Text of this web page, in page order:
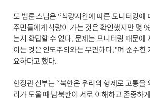
또 법륜 스님은 “식량지원에 따른 모니터링에
주민들에게 식량이 가는 것은 확인했지만 몇
는지 확답할 수 없다. 문제는 모니터링 때문에
이는 것은 인도주의와는 무관하다.”며 순수한
요하다고 했다.
한정관 신부는 “북한은 우리의 형제로 고통을
리가 도울 때 남북한이 서로 이해하고 존중하